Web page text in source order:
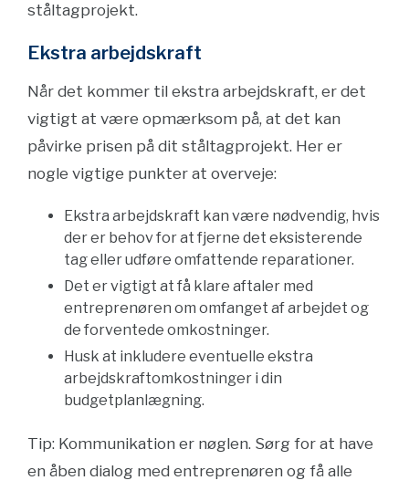
ståltagprojekt.
Ekstra arbejdskraft
Når det kommer til ekstra arbejdskraft, er det
vigtigt at være opmærksom på, at det kan
påvirke prisen på dit ståltagprojekt. Her er
nogle vigtige punkter at overveje:
Ekstra arbejdskraft kan være nødvendig, hvis
der er behov for at fjerne det eksisterende
tag eller udføre omfattende reparationer.
Det er vigtigt at få klare aftaler med
entreprenøren om omfanget af arbejdet og
de forventede omkostninger.
Husk at inkludere eventuelle ekstra
arbejdskraftomkostninger i din
budgetplanlægning.
Tip: Kommunikation er nøglen. Sørg for at have
en åben dialog med entreprenøren og få alle